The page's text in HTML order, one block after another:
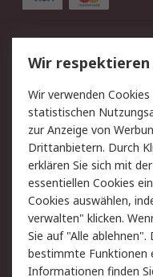
Service
Value Added
Rücksendungen
Hilfe
Rechtliches
AGB
Cookie-Richtlinie
Copyright/
Wir
Wir verwenden
statistischen
zur Anzeige von
Drittanbietern. Durch
erklären Sie sich mit
essentiellen Cookies
Cookies auswählen,
verwalten" klicken.
Sie auf "Alle
bestimmte Funktionen
Informationen finden